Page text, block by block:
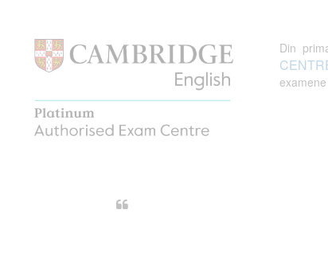
Din
cu nerabdare urmatoarea